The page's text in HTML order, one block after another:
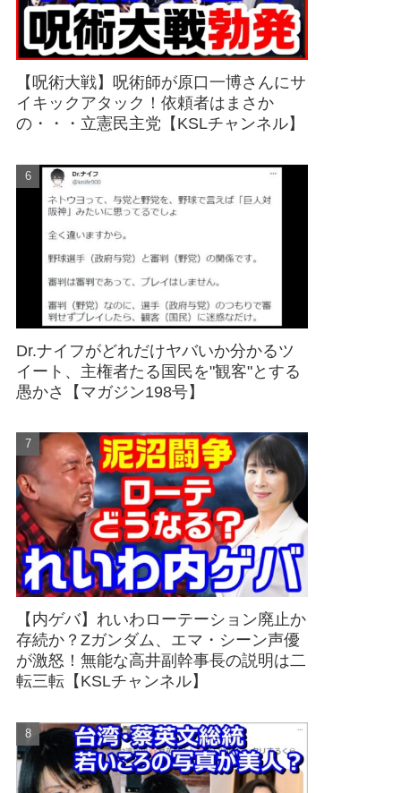
【呪術大戦】呪術師が原口一博さんにサ
イキックアタック！依頼者はまさか
の・・・立憲民主党【KSLチャンネル】
Dr.ナイフがどれだけヤバいか分かるツ
イート、主権者たる国民を"観客"とする
愚かさ【マガジン198号】
【内ゲバ】れいわローテーション廃止か
存続か？Zガンダム、エマ・シーン声優
が激怒！無能な高井副幹事長の説明は二
転三転【KSLチャンネル】